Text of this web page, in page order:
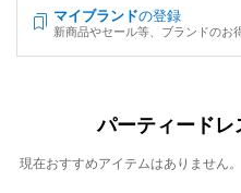
マイブランドの登録
新商品やセール等、ブランドのお
パーティード
現在おすすめアイテムはありません。